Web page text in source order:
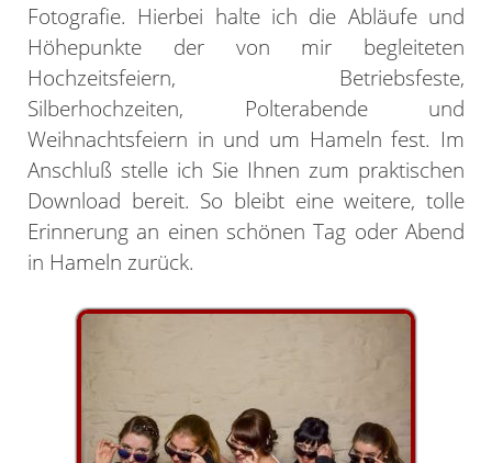
Fotografie. Hierbei halte ich die Abläufe und
Höhepunkte der von mir begleiteten
Hochzeitsfeiern, Betriebsfeste,
Silberhochzeiten, Polterabende und
Weihnachtsfeiern in und um Hameln fest. Im
Anschluß stelle ich Sie Ihnen zum praktischen
Download bereit. So bleibt eine weitere, tolle
Erinnerung an einen schönen Tag oder Abend
in Hameln zurück.